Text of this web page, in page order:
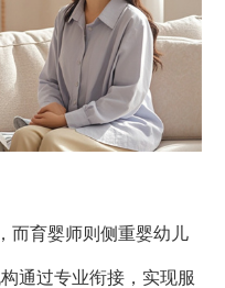
而育婴师则侧重婴幼儿
通过专业衔接，实现服